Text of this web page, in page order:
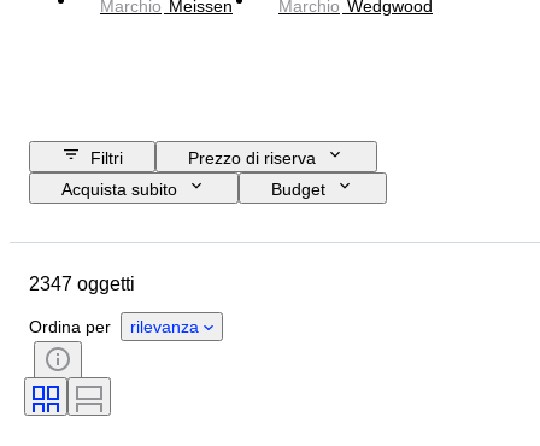
Marchio Meissen Marchio Wedgwood
Filtri
Prezzo di riserva
Acquista subito
Budget
Paese d’origine
Condizioni
Firma
Colore
Tipo di coltello da cucina
Artista
2347 oggetti
Ordina per rilevanza